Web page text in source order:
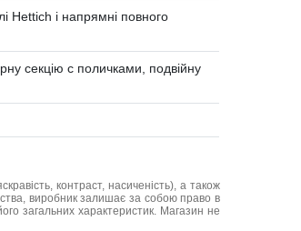
Hettich і напрямні повного
секцію с поличками, подвійну
контраст, насиченість), а також
виробник залишає за собою право в
загальних характеристик. Магазин не